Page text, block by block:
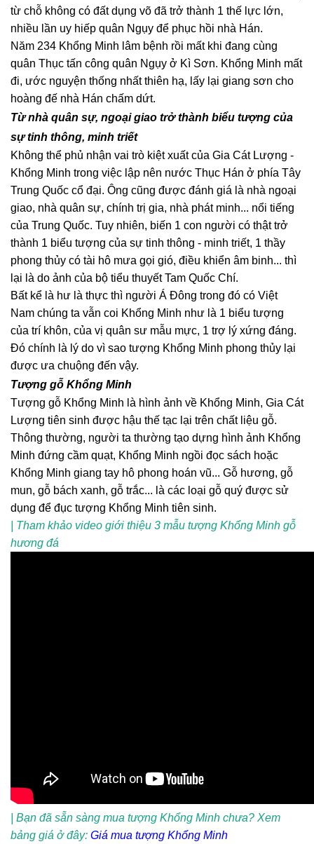
từ chỗ không có đất dụng võ đã trở thành 1 thế lực lớn,
nhiều lần uy hiếp quân Ngụy để phục hồi nhà Hán.
Năm 234 Khổng Minh lâm bệnh rồi mất khi đang cùng
quân Thục tấn công quân Ngụy ở Kì Sơn. Khổng Minh mất
đi, ước nguyện thống nhất thiên hạ, lấy lại giang sơn cho
hoàng đế nhà Hán chấm dứt.
Từ nhà quân sự, ngoại giao trở thành biểu tượng của
sự tinh thông, minh triết
Không thể phủ nhận vai trò kiệt xuất của Gia Cát Lượng -
Khổng Minh trong việc lập nên nước Thục Hán ở phía Tây
Trung Quốc cổ đại. Ông cũng được đánh giá là nhà ngoại
giao, nhà quân sự, chính trị gia, nhà phát minh... nổi tiếng
của Trung Quốc. Tuy nhiên, biến 1 con người có thật trở
thành 1 biểu tượng của sự tinh thông - minh triết, 1 thầy
phong thủy có tài hô mưa gọi gió, điều khiển âm binh... thì
lại là do ảnh của bộ tiểu thuyết Tam Quốc Chí.
Bất kể là hư là thực thì người Á Đông trong đó có Việt
Nam chúng ta vẫn coi Khổng Minh như là 1 biểu tượng
của trí khôn, của vị quân sư mẫu mực, 1 trợ lý xứng đáng.
Đó chính là lý do vì sao tượng Khổng Minh phong thủy lại
được ưa chuộng đến vậy.
Tượng gỗ Khổng Minh
Tượng gỗ Khổng Minh là hình ảnh về Khổng Minh, Gia Cát
Lượng tiên sinh được hậu thế tạc lại trên chất liệu gỗ.
Thông thường, người ta thường tạo dựng hình ảnh Khổng
Minh đứng cầm quạt, Khổng Minh ngồi đọc sách hoặc
Khổng Minh giang tay hô phong hoán vũ... Gỗ hương, gỗ
mun, gỗ bách xanh, gỗ trắc... là các loại gỗ quý được sử
dụng để đục tượng Khổng Minh tiên sinh.
| Tham khảo video giới thiệu 3 mẫu tượng Khổng Minh gỗ
hương đá
| Bạn đã sẵn sàng mua tượng Khổng Minh chưa? Xem
bảng giá ở đây: Giá mua tượng Khổng Minh